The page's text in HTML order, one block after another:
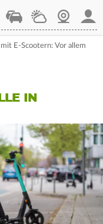
StaupilotWetterWebcam
E-Scootern: Vor allem
IN